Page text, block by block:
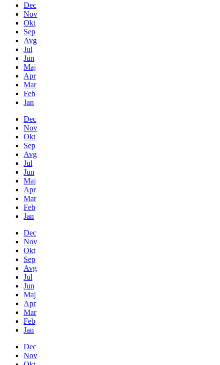
Dec
Nov
Okt
Sep
Avg
Jul
Jun
Maj
Apr
Mar
Feb
Jan
Dec
Nov
Okt
Sep
Avg
Jul
Jun
Maj
Apr
Mar
Feb
Jan
Dec
Nov
Okt
Sep
Avg
Jul
Jun
Maj
Apr
Mar
Feb
Jan
Dec
Nov